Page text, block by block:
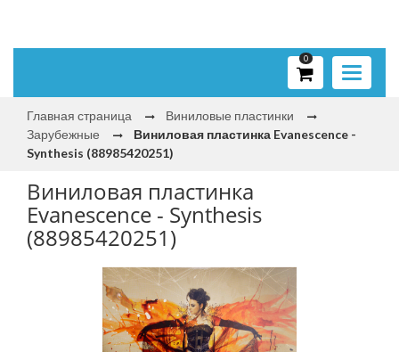
Toggle
0
Главная страница
Виниловые пластинки
Зарубежные
Виниловая пластинка Evanescence -
Synthesis (88985420251)
Виниловая пластинка
Evanescence - Synthesis
(88985420251)